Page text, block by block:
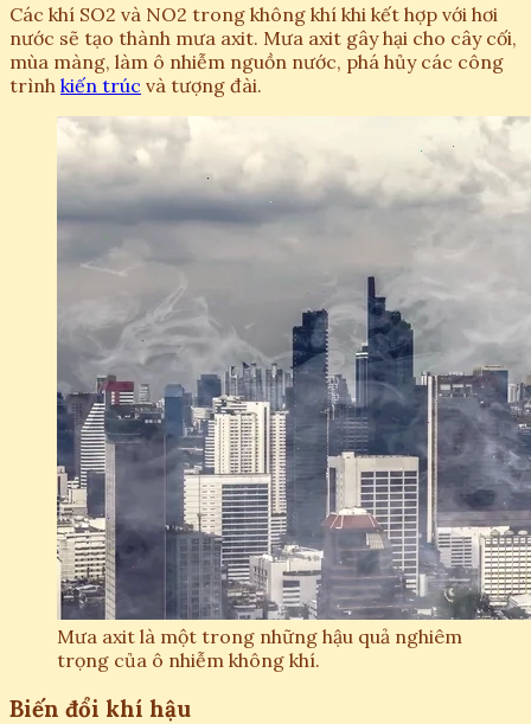
Các khí SO2 và NO2 trong không khí khi kết hợp với hơi
nước sẽ tạo thành mưa axit. Mưa axit gây hại cho cây cối,
mùa màng, làm ô nhiễm nguồn nước, phá hủy các công
trình kiến trúc và tượng đài.
Mưa axit là một trong những hậu quả nghiêm
trọng của ô nhiễm không khí.
Biến đổi khí hậu